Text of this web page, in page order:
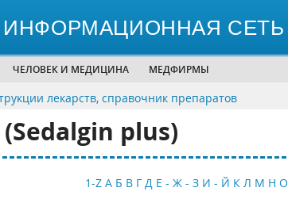
СЕТЬ
ЧЕЛОВЕК И МЕДИЦИНА МЕДФИРМЫ
лекарств, справочник препаратов
plus)
1-Z А Б В Г Д Е - Ж - З И - Й К Л М Н О